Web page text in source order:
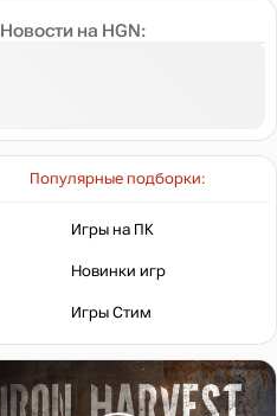
Новости на HGN:
Популярные подборки:
Игры на ПК
Новинки игр
Игры Стим